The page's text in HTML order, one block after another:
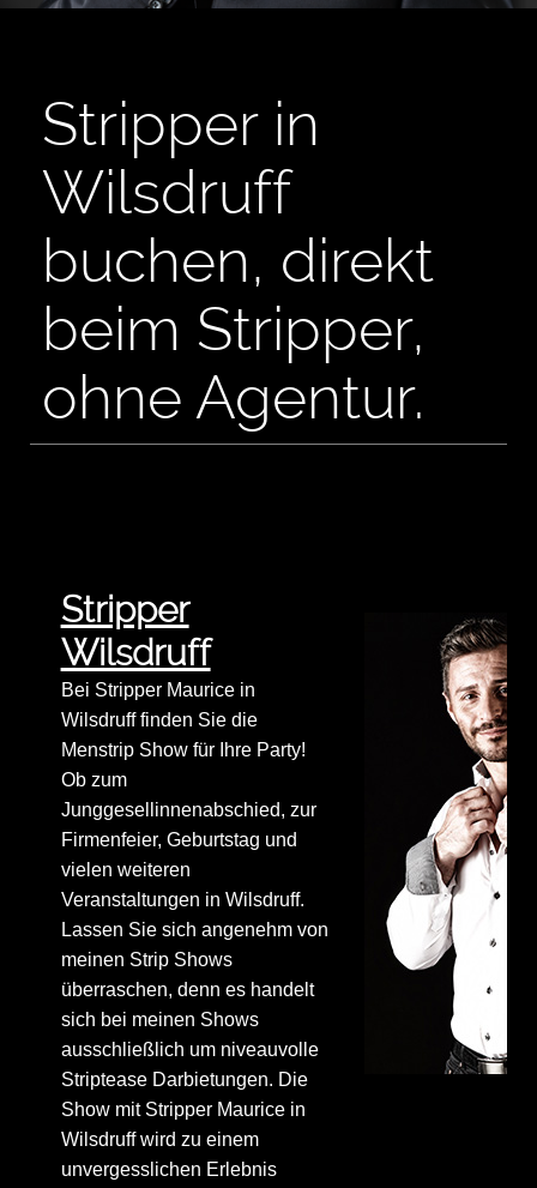
Stripper in
Wilsdruff
buchen, direkt
beim Stripper,
ohne Agentur.
Stripper
Wilsdruff
Bei Stripper Maurice in
Wilsdruff finden Sie die
Menstrip Show für Ihre Party!
Ob zum
Junggesellinnenabschied, zur
Firmenfeier, Geburtstag und
vielen weiteren
Veranstaltungen in Wilsdruff.
Lassen Sie sich angenehm von
meinen Strip Shows
überraschen, denn es handelt
sich bei meinen Shows
ausschließlich um niveauvolle
Striptease Darbietungen. Die
Show mit Stripper Maurice in
Wilsdruff wird zu einem
unvergesslichen Erlebnis